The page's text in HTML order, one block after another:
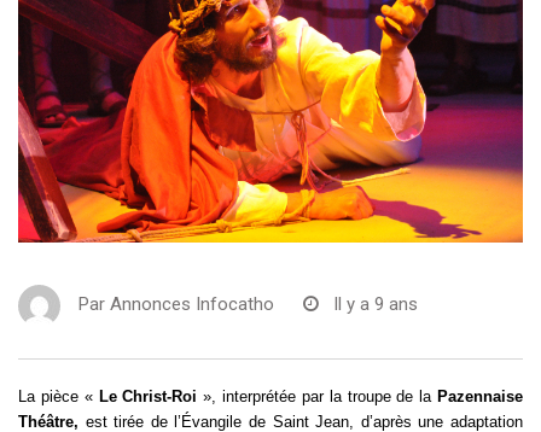
Par Annonces Infocatho Il y a 9 ans
La pièce « Le Christ-Roi », interprétée par la troupe de la Pazennaise
Théâtre, est tirée de l’Évangile de Saint Jean, d’après une adaptation